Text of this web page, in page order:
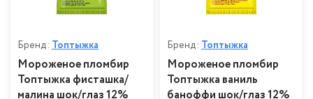
Бренд: Топтыжка
Мороженое пломбир
Топтыжка фисташка/
малина шок/глаз 12%
Бренд: Топтыжка
Мороженое пломбир
Топтыжка ваниль
баноффи шок/глаз 12%